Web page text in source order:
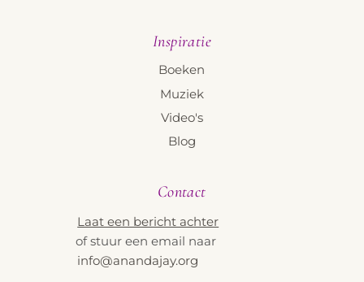
Contact
Laat een bericht achter
of stuur een email naar
info@anandajay.org
Inspiratie
Boeken
Muziek
Video's
Blog